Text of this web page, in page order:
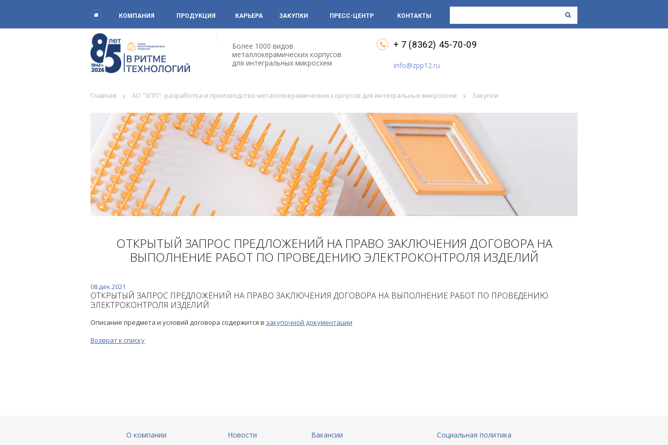
КОМПАНИЯ ПРОДУКЦИЯ КАРЬЕРА ЗАКУПКИ ПРЕСС-ЦЕНТР КОНТАКТЫ
Более 1000 видов
металлокерамических корпусов
для интегральных микросхем
+ 7 (8362) 45-70-09
info@zpp12.ru
Главная АО "ЗПП"- разработка и производство металлокерамических корпусов для интегральных микросхем Закупки
ОТКРЫТЫЙ ЗАПРОС ПРЕДЛОЖЕНИЙ НА ПРАВО ЗАКЛЮЧЕНИЯ ДОГОВОРА НА
ВЫПОЛНЕНИЕ РАБОТ ПО ПРОВЕДЕНИЮ ЭЛЕКТРОКОНТРОЛЯ ИЗДЕЛИЙ
08.дек.2021
ОТКРЫТЫЙ ЗАПРОС ПРЕДЛОЖЕНИЙ НА ПРАВО ЗАКЛЮЧЕНИЯ ДОГОВОРА НА ВЫПОЛНЕНИЕ РАБОТ ПО ПРОВЕДЕНИЮ
ЭЛЕКТРОКОНТРОЛЯ ИЗДЕЛИЙ
Описание предмета и условий договора содержится в закупочной документации
Возврат к списку
О компании Новости Вакансии Социальная политика